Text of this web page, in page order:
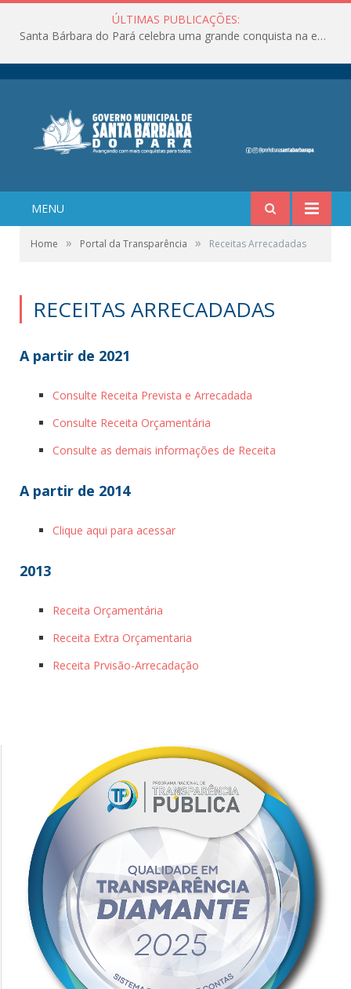
ÚLTIMAS PUBLICAÇÕES:
Santa Bárbara do Pará celebra uma grande conquista na educação!
MENU
Home » Portal da Transparência » Receitas Arrecadadas
RECEITAS ARRECADADAS
A partir de 2021
Consulte Receita Prevista e Arrecadada
Consulte Receita Orçamentária
Consulte as demais informações de Receita
A partir de 2014
Clique aqui para acessar
2013
Receita Orçamentária
Receita Extra Orçamentaria
Receita Prvisão-Arrecadação